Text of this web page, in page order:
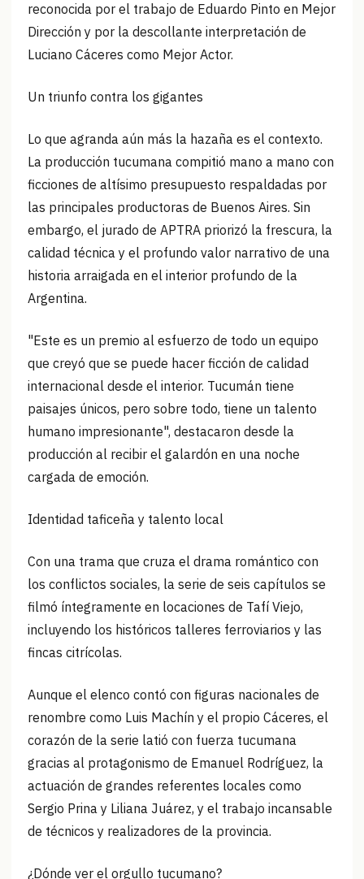
reconocida por el trabajo de Eduardo Pinto en Mejor
Dirección y por la descollante interpretación de
Luciano Cáceres como Mejor Actor.
Un triunfo contra los gigantes
Lo que agranda aún más la hazaña es el contexto.
La producción tucumana compitió mano a mano con
ficciones de altísimo presupuesto respaldadas por
las principales productoras de Buenos Aires. Sin
embargo, el jurado de APTRA priorizó la frescura, la
calidad técnica y el profundo valor narrativo de una
historia arraigada en el interior profundo de la
Argentina.
"Este es un premio al esfuerzo de todo un equipo
que creyó que se puede hacer ficción de calidad
internacional desde el interior. Tucumán tiene
paisajes únicos, pero sobre todo, tiene un talento
humano impresionante", destacaron desde la
producción al recibir el galardón en una noche
cargada de emoción.
Identidad taficeña y talento local
Con una trama que cruza el drama romántico con
los conflictos sociales, la serie de seis capítulos se
filmó íntegramente en locaciones de Tafí Viejo,
incluyendo los históricos talleres ferroviarios y las
fincas citrícolas.
Aunque el elenco contó con figuras nacionales de
renombre como Luis Machín y el propio Cáceres, el
corazón de la serie latió con fuerza tucumana
gracias al protagonismo de Emanuel Rodríguez, la
actuación de grandes referentes locales como
Sergio Prina y Liliana Juárez, y el trabajo incansable
de técnicos y realizadores de la provincia.
¿Dónde ver el orgullo tucumano?